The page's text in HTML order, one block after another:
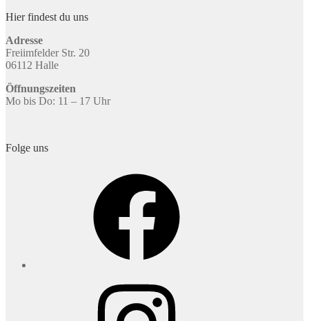
Hier findest du uns
Adresse
Freiimfelder Str. 20
06112 Halle
Öffnungszeiten
Mo bis Do: 11 – 17 Uhr
Folge uns